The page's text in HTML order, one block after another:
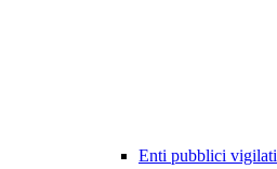
Enti pubblici vigilati